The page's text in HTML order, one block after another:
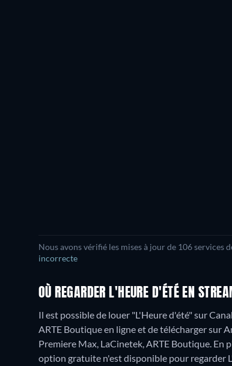
Nous avons vérifié les mises à jour de 106 services
incorrecte
OÙ REGARDER L'HEURE D'ÉTÉ EN
Il est possible de louer "L'Heure d'été" sur
ARTE Boutique en ligne et de télécharger sur
Premiere Max, LaCinetek, ARTE Boutique. En
option gratuite n'est disponible pour regarder